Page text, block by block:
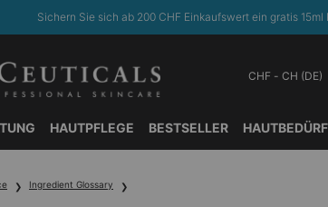
Sichern Sie sich ab 200 CHF Einkaufswert ein gratis
CHF - CH (DE)
HAUTPFLEGE BESTSELLER
Ingredient Glossary